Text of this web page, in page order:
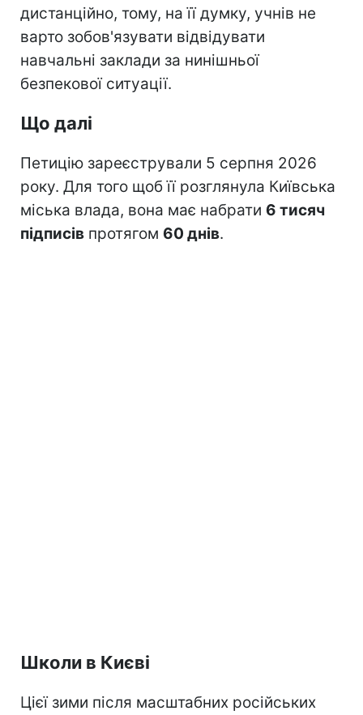
дистанційно, тому, на її думку, учнів не
варто зобов'язувати відвідувати
навчальні заклади за нинішньої
безпекової ситуації.
Що далі
Петицію зареєстрували 5 серпня 2026
року. Для того щоб її розглянула Київська
міська влада, вона має набрати 6 тисяч
підписів протягом 60 днів.
Школи в Києві
Цієї зими після масштабних російських